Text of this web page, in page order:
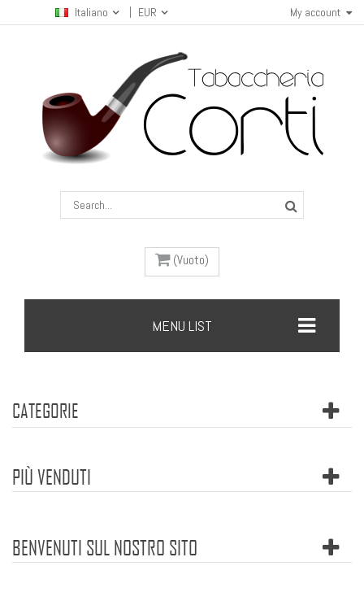
My account
Italiano EUR
(Vuoto)
MENU LIST
CATEGORIE
PIÙ VENDUTI
BENVENUTI SUL NOSTRO SITO